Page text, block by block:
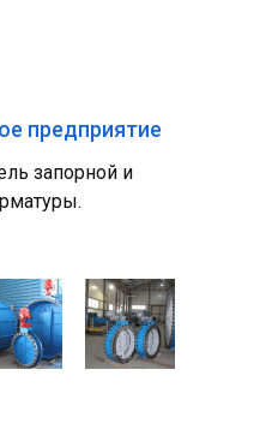
предприятие
запорной и